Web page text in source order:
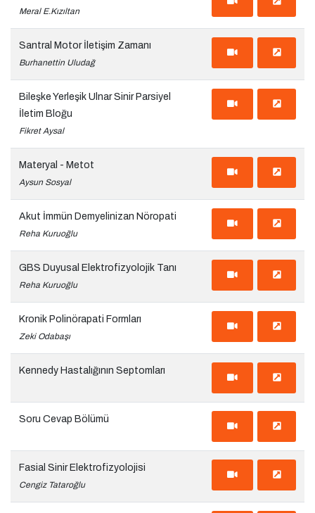
Meral E.Kızıltan
Santral Motor İletişim Zamanı
Burhanettin Uludağ
Bileşke Yerleşik Ulnar Sinir Parsiyel
İletim Bloğu
Fikret Aysal
Materyal - Metot
Aysun Sosyal
Akut İmmün Demyelinizan Nöropati
Reha Kuruoğlu
GBS Duyusal Elektrofizyolojik Tanı
Reha Kuruoğlu
Kronik Polinörapati Formları
Zeki Odabaşı
Kennedy Hastalığının Septomları
Soru Cevap Bölümü
Fasial Sinir Elektrofizyolojisi
Cengiz Tataroğlu